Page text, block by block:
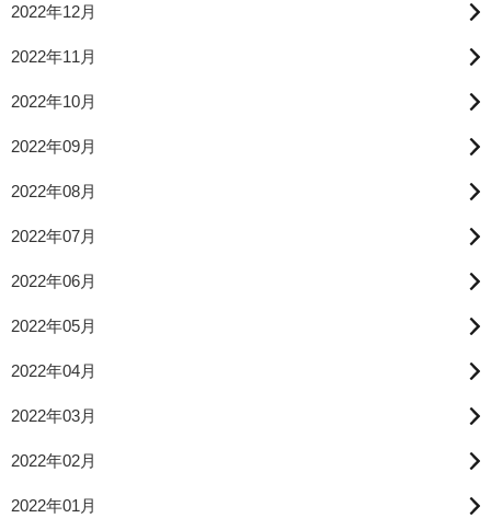
2022年12月
2022年11月
2022年10月
2022年09月
2022年08月
2022年07月
2022年06月
2022年05月
2022年04月
2022年03月
2022年02月
2022年01月